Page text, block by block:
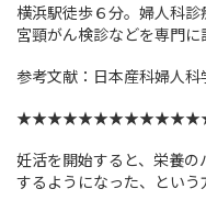
横浜駅徒歩６分。婦人科
宮頸がん検診などを専門に
参考文献：日本産科婦人
妊活を開始すると、栄養
するようになった、という